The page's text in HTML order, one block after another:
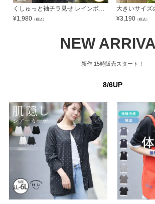
くしゅっと袖チラ見せ レインボー ジャガード インナー | 大きいサイズの通販ならハッピーマリリン
¥1,980 （税込）
¥3,190 （税込）
NEW
新作 15時販売スタート！
8/6UP